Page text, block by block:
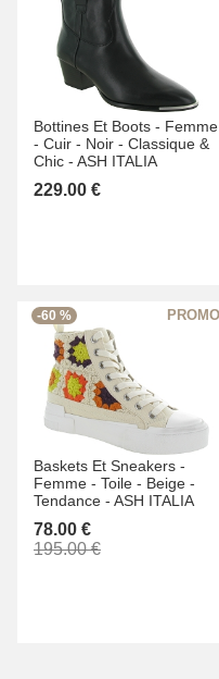
Bottines Et Boots - Femme
- Cuir - Noir - Classique &
Chic - ASH ITALIA
229.00 €
-60 %
Baskets Et Sneakers -
Femme - Toile - Beige -
Tendance - ASH ITALIA
78.00 €
195.00 €